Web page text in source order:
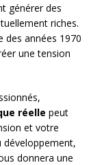
générer des
riches.
des années 1970
une tension
réelle peut
et votre
développement,
donnera une